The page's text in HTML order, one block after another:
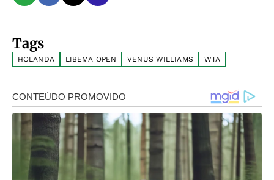
Tags
HOLANDA LIBEMA OPEN VENUS WILLIAMS WTA